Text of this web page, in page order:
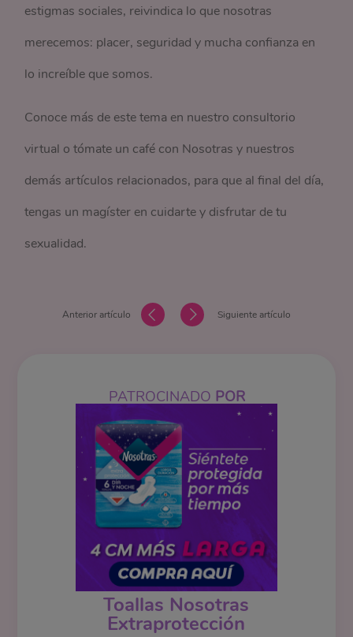
estigmas sociales, reivindica lo que nosotras
merecemos: placer, seguridad y mucha confianza en
lo increíble que somos.
Conoce más de este tema en nuestro consultorio
virtual o tómate un café con Nosotras y nuestros
demás artículos relacionados, para que al final del día,
tengas un magíster en cuidarte y disfrutar de tu
sexualidad.
Anterior artículo Siguiente artículo
PATROCINADO POR
Toallas Nosotras
Extraprotección